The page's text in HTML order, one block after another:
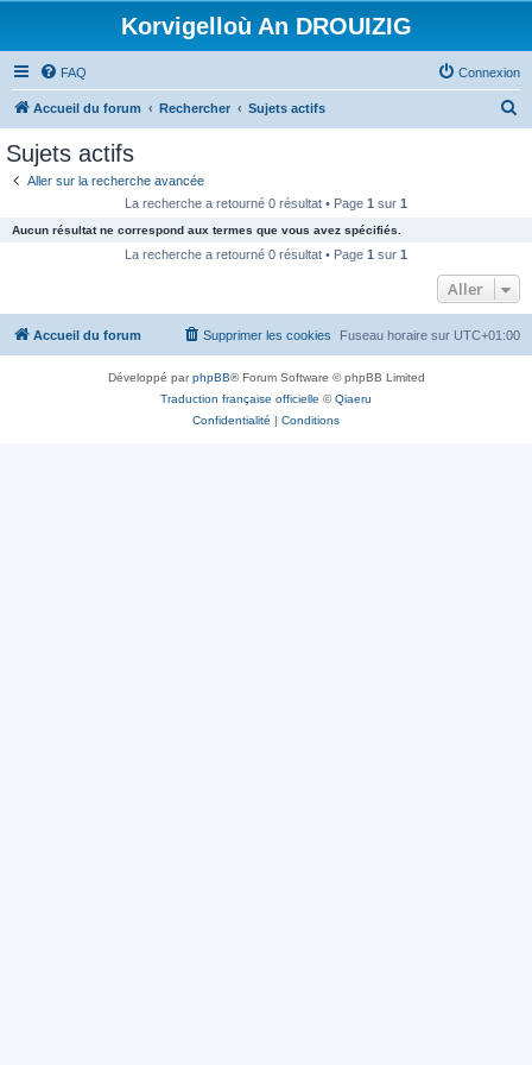
Korvigelloù An DROUIZIG
FAQ Connexion
Accueil du forum Rechercher Sujets actifs
c
e
Sujets actifs
Aller sur la recherche avancée
La recherche a retourné 0 résultat • Page 1 sur 1
Aucun résultat ne correspond aux termes que vous avez spécifiés.
La recherche a retourné 0 résultat • Page 1 sur 1
Aller
Accueil du forum Fuseau horaire sur UTC+01:00
Supprimer les cookies
Développé parphpBB® Forum Software © phpBB Limited
Traduction française officielle ©Qiaeru
Confidentialité | Conditions